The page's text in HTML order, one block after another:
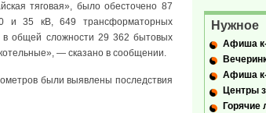
тяговая», было обесточено 87
и 35 кВ, 649 трансформаторных
в общей сложности 29 362 бытовых
— сказано в сообщении.
были выявлены последствия
Нужное
Афиша
Афиша
Центры
Горячие